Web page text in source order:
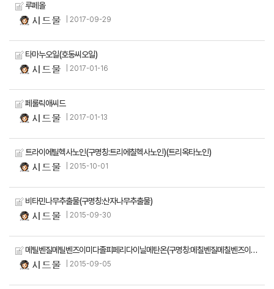
루페올
| 2017-09-29
타마누오일(호동씨오일)
| 2017-01-16
페룰릭애씨드
| 2017-01-13
트라이에틸헥사노인(구명칭:트리에칠헥사노인)(트리옥타노인)
| 2015-10-01
비타민나무추출물(구명칭:산자나무추출물)
| 2015-09-30
메틸벤질메틸벤즈이미다졸피페리다이닐메탄온(구명칭:메칠벤질메칠벤즈이미다졸피페리디닐메탄온)
| 2015-09-05